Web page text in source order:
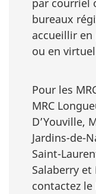
bureaux
accueillir en
ou en
Pour les
MRC
D’Youville,
Jardins-de-
Saint-
Salaberry et
contactez le